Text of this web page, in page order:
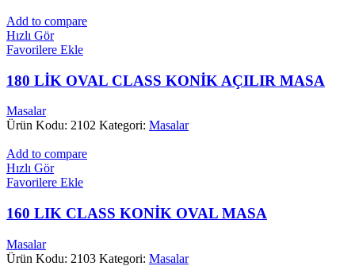
Add to compare
Hızlı Gör
Favorilere Ekle
180 LİK OVAL CLASS KONİK AÇILIR MASA
Masalar
Ürün Kodu: 2102 Kategori: Masalar
Add to compare
Hızlı Gör
Favorilere Ekle
160 LIK CLASS KONİK OVAL MASA
Masalar
Ürün Kodu: 2103 Kategori: Masalar